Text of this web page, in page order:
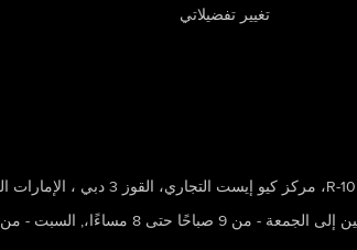
تغيير تفضيلاتي
الجمعة - من 9 صباحًا حتى 8 مساءًا، , السبت - من 10 صباحًا حتى 8 مساءًا،